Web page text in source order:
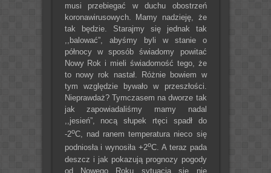
musi przebiegać w duchu obostrzeń
koronawirusowych. Mamy nadzieję, że
tak będzie. Starajmy się jednak tak
,,balować”, abyśmy byli w stanie o
północy w sposób świadomy powitać
Nowy Rok i mieli świadomość tego, że
to nowy rok nastał. Różnie bowiem w
tym względzie bywało w przeszłości.
Nieprawdaż? Tymczasem na dworze tak
jak zapowiadaliśmy mamy nadal
,,jesień”, nocą słupek rtęci spadł do
-2oC, nad ranem temperatura nieco się
podniosła i wynosiła +2oC. A teraz pada
deszcz i jak pokazują prognozy pogody
od Nowego Roku sytuacja się nie